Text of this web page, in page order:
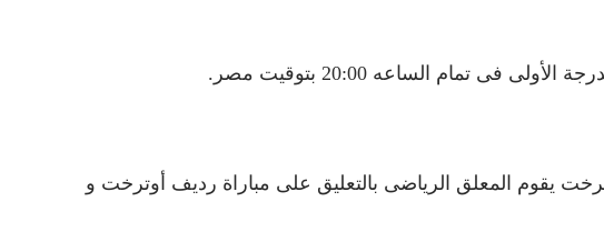
يقوم المعلق الرياضى بالتعليق على مباراة رديف أوترخت و